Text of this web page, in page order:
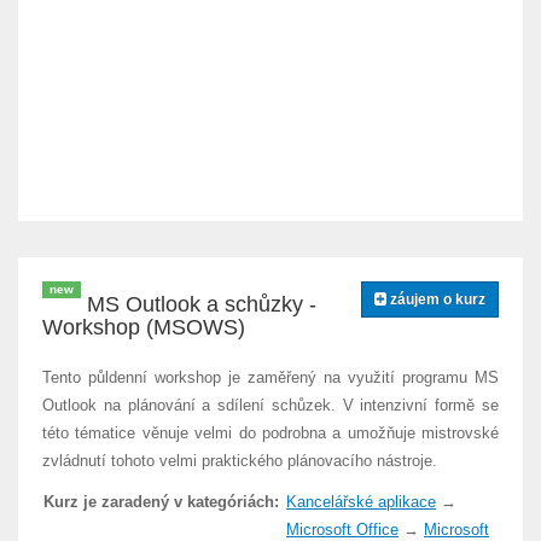
new
záujem o kurz
MS Outlook a schůzky -
Workshop (MSOWS)
Tento půldenní workshop je zaměřený na využití programu MS
Outlook na plánování a sdílení schůzek. V intenzivní formě se
této tématice věnuje velmi do podrobna a umožňuje mistrovské
zvládnutí tohoto velmi praktického plánovacího nástroje.
Kurz je zaradený v kategóriách: Kancelářské aplikace →
Microsoft Office → Microsoft